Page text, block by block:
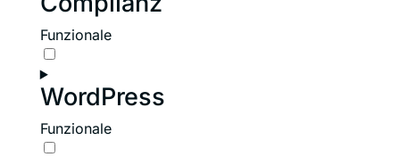
sourcebuster-
js
Funzionale
Consent
to
service
WordPress
Funzionale
Consent